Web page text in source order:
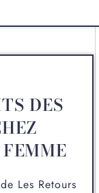
DES
Les Retours